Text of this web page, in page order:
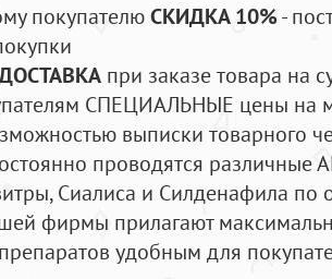
покупателюСКИДКА 10%-
при заказе товара на
СПЕЦИАЛЬНЫЕ цены на
выписки товарного
проводятся
Сиалиса и Силденафила по
фирмы прилагают
удобным для